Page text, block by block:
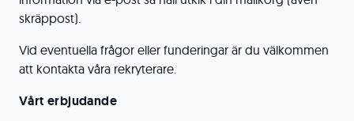
skräppost).
Vid eventuella frågor eller funderingar är du välkommen
att kontakta våra rekryterare.
Vårt erbjudande